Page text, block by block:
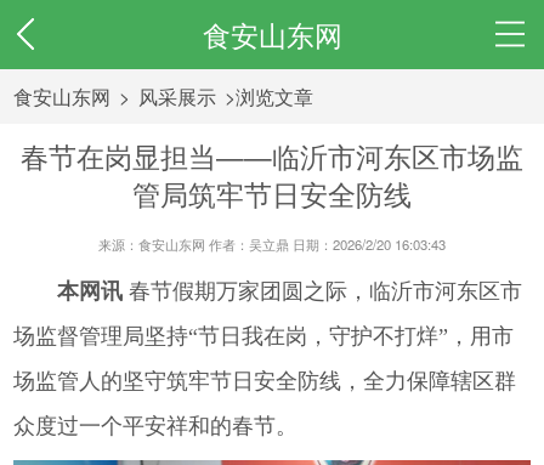
食安山东网
食安山东网 > 风采展示 >浏览文章
春节在岗显担当——临沂市河东区市场监
管局筑牢节日安全防线
来源：食安山东网 作者：吴立鼎 日期：2026/2/20 16:03:43
本网讯 春节假期万家团圆之际，临沂市河东区市
场监督管理局坚持“节日我在岗，守护不打烊”，用市
场监管人的坚守筑牢节日安全防线，全力保障辖区群
众度过一个平安祥和的春节。